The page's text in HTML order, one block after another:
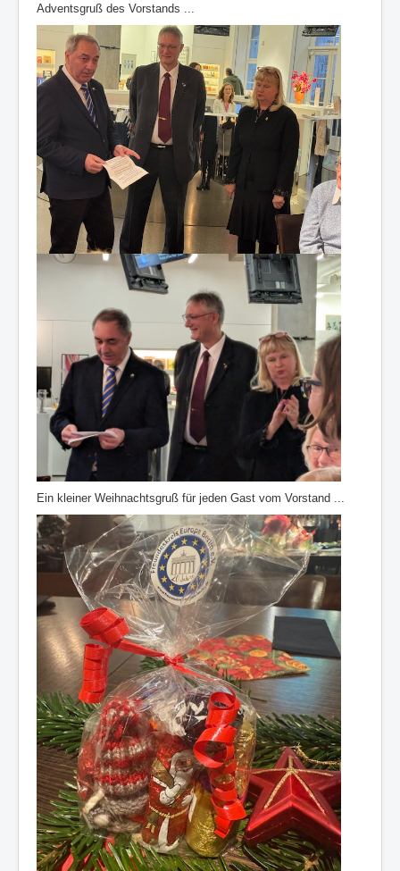
Adventsgruß des Vorstands ...
Ein kleiner Weihnachtsgruß für jeden Gast vom Vorstand ...